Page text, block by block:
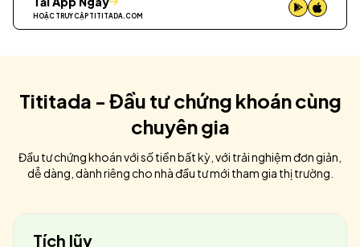
HOẶC TRUY CẬP TITITADA.COM
Tititada - Đầu tư chứng khoán cùng
chuyên gia
Đầu tư chứng khoán với số tiền bất kỳ, với trải nghiệm đơn giản,
dễ dàng, dành riêng cho nhà đầu tư mới tham gia thị trường.
Tích lũy